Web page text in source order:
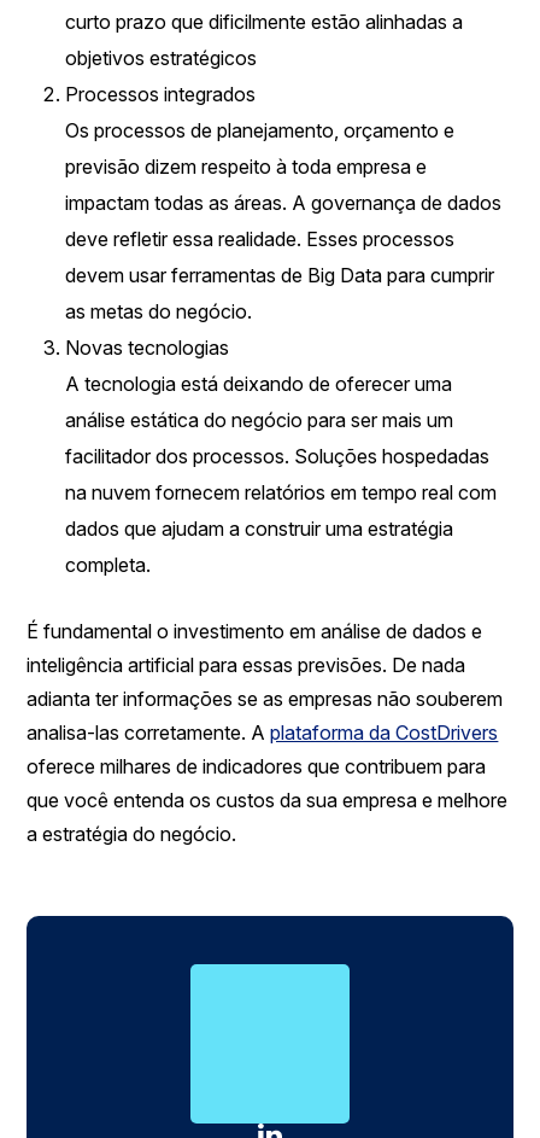
curto prazo que dificilmente estão alinhadas a
objetivos estratégicos
Processos integrados
Os processos de planejamento, orçamento e
previsão dizem respeito à toda empresa e
impactam todas as áreas. A governança de dados
deve refletir essa realidade. Esses processos
devem usar ferramentas de Big Data para cumprir
as metas do negócio.
Novas tecnologias
A tecnologia está deixando de oferecer uma
análise estática do negócio para ser mais um
facilitador dos processos. Soluções hospedadas
na nuvem fornecem relatórios em tempo real com
dados que ajudam a construir uma estratégia
completa.
É fundamental o investimento em análise de dados e
inteligência artificial para essas previsões. De nada
adianta ter informações se as empresas não souberem
analisa-las corretamente. Aplataforma da CostDrivers
oferece milhares de indicadores que contribuem para
que você entenda os custos da sua empresa e melhore
a estratégia do negócio.